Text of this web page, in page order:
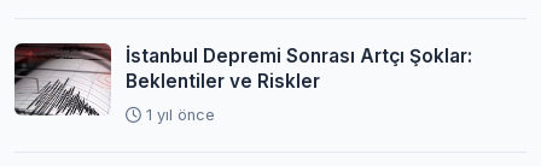
İstanbul Depremi Sonrası Artçı Şoklar:
Beklentiler ve Riskler
1 yıl önce